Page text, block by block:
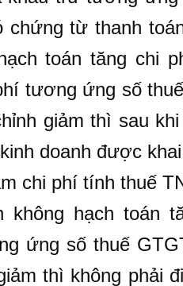
chứng từ thanh
toán tăng chi
tương ứng số
giảm thì sau
doanh được
chi phí tính thuế
không hạch toán
ứng số thuế
thì không phải